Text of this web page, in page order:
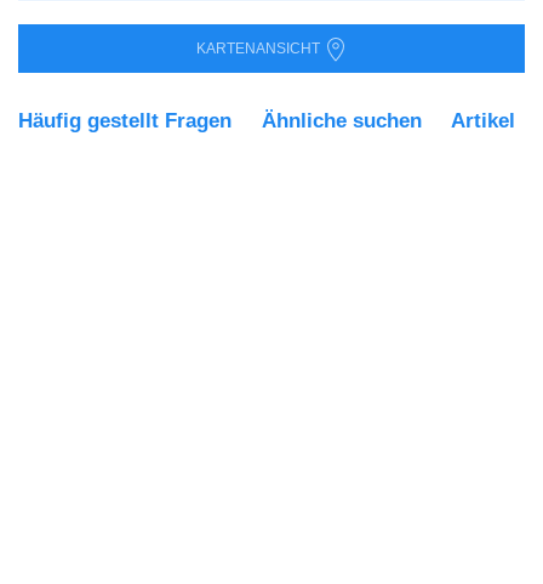
KARTENANSICHT
Häufig gestellt Fragen Ähnliche suchen Artikel